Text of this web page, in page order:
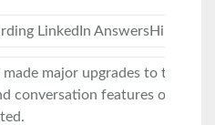
LinkedIn AnswersHi
made major upgrades to the
conversation features on